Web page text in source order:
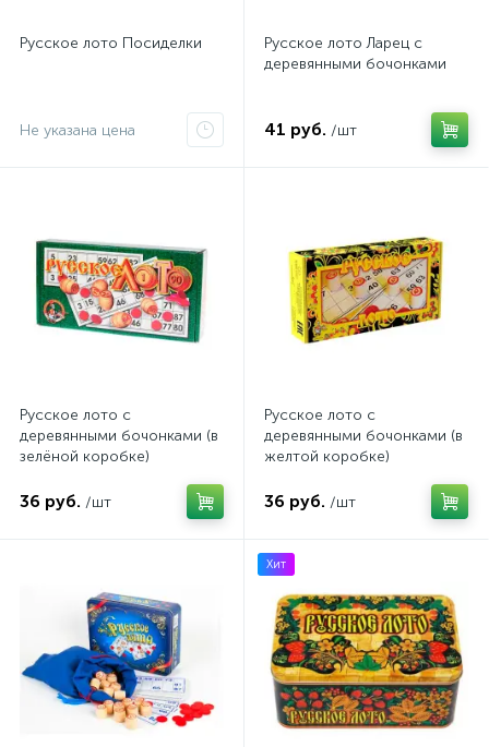
Русское лото Посиделки
Не указана цена
Русское лото Ларец с
деревянными бочонками
41 руб. /шт
Русское лото с
деревянными бочонками (в
зелёной коробке)
36 руб. /шт
Русское лото с
деревянными бочонками (в
желтой коробке)
36 руб. /шт
Хит